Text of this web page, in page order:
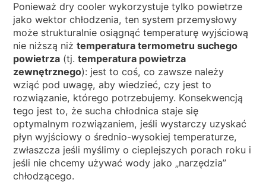
Ponieważ dry cooler wykorzystuje tylko powietrze
jako wektor chłodzenia, ten system przemysłowy
może strukturalnie osiągnąć temperaturę wyjściową
nie niższą niżtemperatura termometru suchego
powietrza (tj.temperatura powietrza
zewnętrznego): jest to coś, co zawsze należy
wziąć pod uwagę, aby wiedzieć, czy jest to
rozwiązanie, którego potrzebujemy. Konsekwencją
tego jest to, że sucha chłodnica staje się
optymalnym rozwiązaniem, jeśli wystarczy uzyskać
płyn wyjściowy o średnio-wysokiej temperaturze,
zwłaszcza jeśli myślimy o cieplejszych porach roku i
jeśli nie chcemy używać wody jako „narzędzia”
chłodzącego.